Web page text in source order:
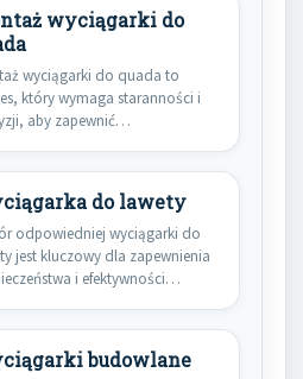
wyciągarki do
wyciągarki do quada to
który wymaga staranności i
aby zapewnić
do lawety
odpowiedniej wyciągarki do
jest kluczowy dla zapewnienia
i efektywności
budowlane